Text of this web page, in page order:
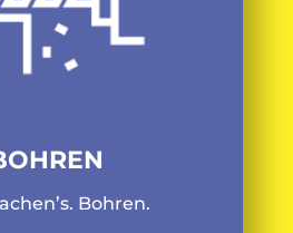
Bohren.